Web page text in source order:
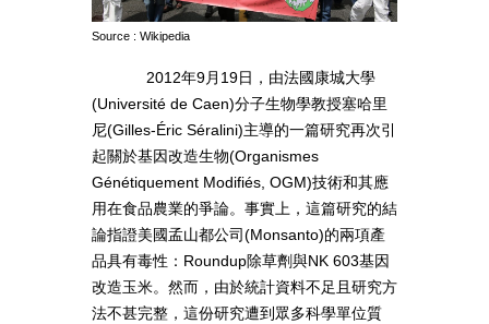
Source : Wikipedia
2012年9月19日，由法國康城大學
(Université de Caen)分子生物學教授塞哈里
尼(Gilles-Éric Séralini)主導的一篇研究再次引
起關於基因改造生物(Organismes
Génétiquement Modifiés, OGM)技術和其應
用在食品農業的爭論。事實上，這篇研究的結
論指證美國孟山都公司(Monsanto)的兩項產
品具有毒性：Roundup除草劑與NK 603基因
改造玉米。然而，由於統計資料不足且研究方
法不甚完整，這份研究遭到眾多科學單位質